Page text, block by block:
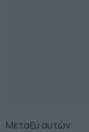
Μεταξύ αυτών: